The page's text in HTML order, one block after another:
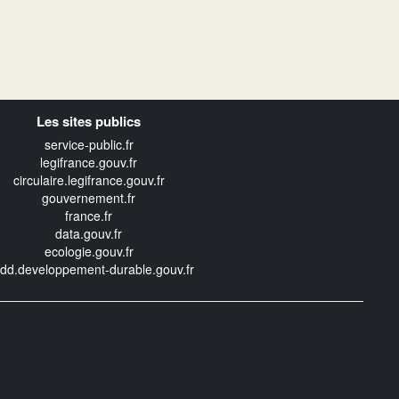
Les sites publics
service-public.fr
legifrance.gouv.fr
circulaire.legifrance.gouv.fr
gouvernement.fr
france.fr
data.gouv.fr
ecologie.gouv.fr
durable.gouv.fr